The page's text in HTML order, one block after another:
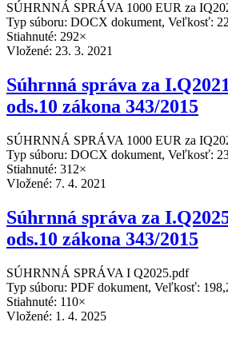
SÚHRNNÁ SPRÁVA 1000 EUR za
Typ súboru: DOCX dokument, Veľkosť:
Stiahnuté: 292×
Vložené: 23. 3. 2021
Súhrnná správa za
ods.10 zákona 343/2015
SÚHRNNÁ SPRÁVA 1000 EUR za
Typ súboru: DOCX dokument, Veľkosť:
Stiahnuté: 312×
Vložené: 7. 4. 2021
Súhrnná správa za
ods.10 zákona 343/2015
SÚHRNNÁ SPRÁVA I Q2025.pdf
Typ súboru: PDF dokument, Veľkosť:
Stiahnuté: 110×
Vložené: 1. 4. 2025